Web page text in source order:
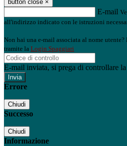
button close ×
E-mail
all'indirizzo indicato con le istruzioni
Non hai una e-mail associata al nome
tramite la Login Spaggiari
E-mail inviata, si prega di controllare
Errore
Chiudi
Successo
Chiudi
Informazione